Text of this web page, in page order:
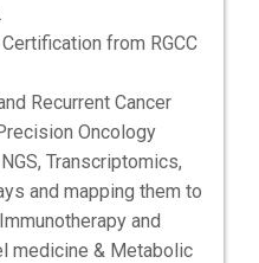
from RGCC
Recurrent Cancer
Oncology
Transcriptomics,
and mapping them to
and
medicine & Metabolic